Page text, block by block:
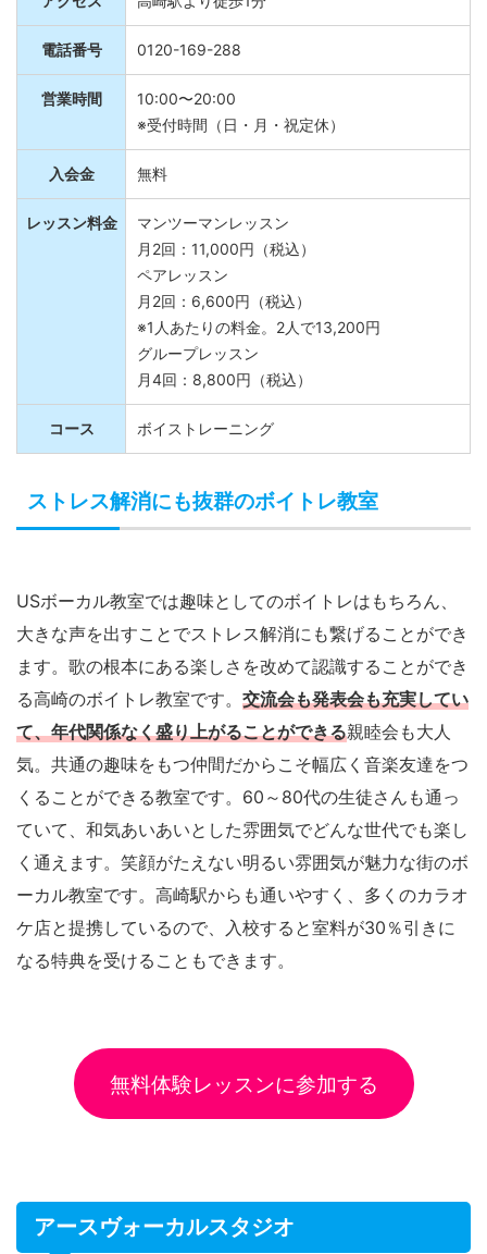
電話番号 0120-169-288
営業時間
10:00〜20:00
※受付時間（日・月・祝定休）
入会金 無料
レッスン料金
マンツーマンレッスン
月2回：11,000円（税込）
ペアレッスン
月2回：6,600円（税込）
※1人あたりの料金。2人で13,200円
グループレッスン
月4回：8,800円（税込）
コース ボイストレーニング
ストレス解消にも抜群のボイトレ教室
USボーカル教室では趣味としてのボイトレはもちろん、
大きな声を出すことでストレス解消にも繋げることができ
ます。歌の根本にある楽しさを改めて認識することができ
る高崎のボイトレ教室です。 交流会も発表会も充実してい
て、年代関係なく盛り上がることができる親睦会も大人
気。共通の趣味をもつ仲間だからこそ幅広く音楽友達をつ
くることができる教室です。60～80代の生徒さんも通っ
ていて、和気あいあいとした雰囲気でどんな世代でも楽し
く通えます。笑顔がたえない明るい雰囲気が魅力な街のボ
ーカル教室です。高崎駅からも通いやすく、多くのカラオ
ケ店と提携しているので、入校すると室料が30％引きに
なる特典を受けることもできます。
無料体験レッスンに参加する
アースヴォーカルスタジオ